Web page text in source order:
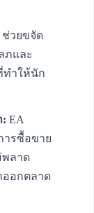
ช่วยขจัด
ภและ
ทำให้นัก
: EA
ารซื้อขาย
พลาด
ออกตลาด